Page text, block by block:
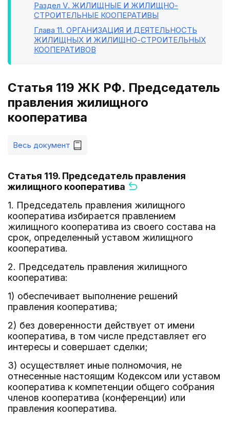
Раздел V. ЖИЛИЩНЫЕ И ЖИЛИЩНО-
СТРОИТЕЛЬНЫЕ КООПЕРАТИВЫ
Глава 11. ОРГАНИЗАЦИЯ И ДЕЯТЕЛЬНОСТЬ
ЖИЛИЩНЫХ И ЖИЛИЩНО-СТРОИТЕЛЬНЫХ
КООПЕРАТИВОВ
Статья 119 ЖК РФ. Председатель
правления жилищного
кооператива
Весь документ
Статья 119. Председатель правления
жилищного кооператива
1. Председатель правления жилищного
кооператива избирается правлением
жилищного кооператива из своего состава на
срок, определенный уставом жилищного
кооператива.
2. Председатель правления жилищного
кооператива:
1) обеспечивает выполнение решений
правления кооператива;
2) без доверенности действует от имени
кооператива, в том числе представляет его
интересы и совершает сделки;
3) осуществляет иные полномочия, не
отнесенные настоящим Кодексом или уставом
кооператива к компетенции общего собрания
членов кооператива (конференции) или
правления кооператива.